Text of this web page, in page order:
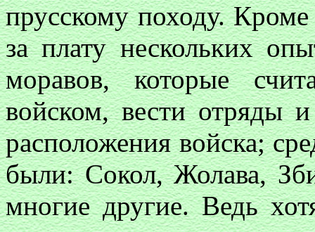
прусскому походу.
за плату нескольких
моравов, которые
войском, вести отряды
расположения войска;
были: Сокол, Жолава,
многие другие. Ведь